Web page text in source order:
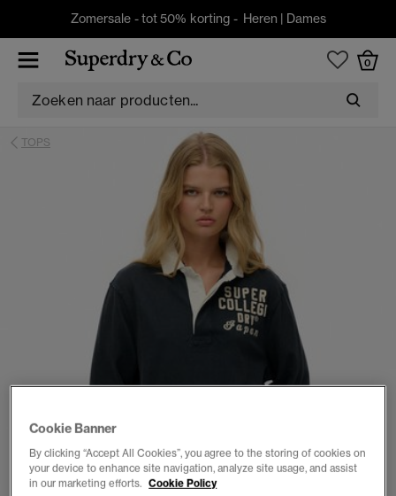
Zomersale - tot 50% korting - Heren | Dames
0
TOPS
Cookie Banner
By clicking “Accept All Cookies”, you agree to the storing of cookies on
your device to enhance site navigation, analyze site usage, and assist
in our marketing efforts. Cookie Policy